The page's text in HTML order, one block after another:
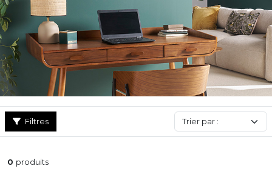
Filtres
0 produits